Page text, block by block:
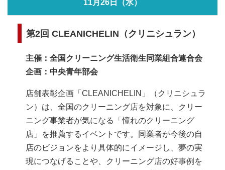
11月26日（水）
第2回 CLEANICHELIN（クリニシュラン）
主催：全国クリーニング生活衛生同業組合連合会
企画：中央青年部会
店舗表彰企画「CLEANICHELIN」（クリニシュラ
ン）は、全国のクリーニング店を対象に、クリー
ニング事業者が気になる「憧れのクリーニング
店」を推薦するイベントです。同業者が今後の自
店のビジョンをより具体的にイメージし、夢の実
現につなげることや、クリーニング店の好事例を